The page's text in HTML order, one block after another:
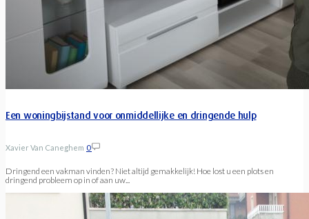
Een woningbijstand voor onmiddellijke en dringende hulp
Xavier Van Caneghem 0
Dringend een vakman vinden? Niet altijd gemakkelijk! Hoe lost u een plots en
dringend probleem op in of aan uw...